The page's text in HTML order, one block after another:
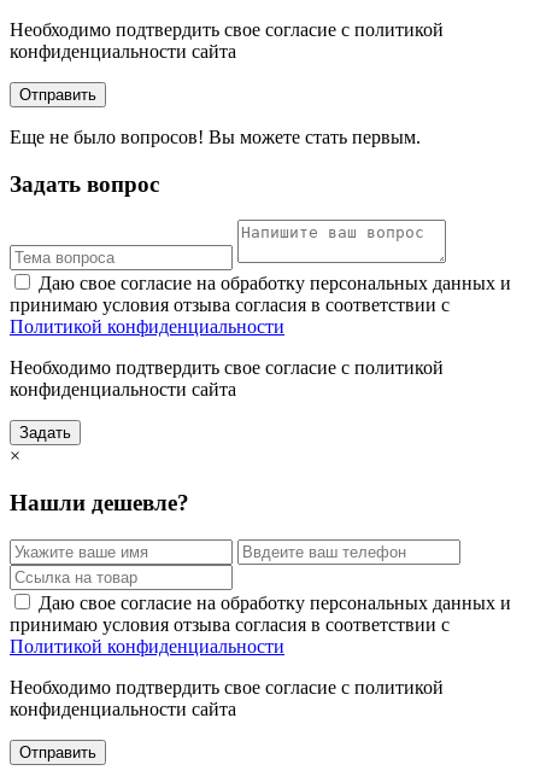
Необходимо подтвердить свое согласие с политикой
конфиденциальности сайта
Отправить
Еще не было вопросов! Вы можете стать первым.
Задать вопрос
Даю свое согласие на обработку персональных данных и
принимаю условия отзыва согласия в соответствии с
Политикой конфиденциальности
Необходимо подтвердить свое согласие с политикой
конфиденциальности сайта
Задать
×
Нашли дешевле?
Даю свое согласие на обработку персональных данных и
принимаю условия отзыва согласия в соответствии с
Политикой конфиденциальности
Необходимо подтвердить свое согласие с политикой
конфиденциальности сайта
Отправить